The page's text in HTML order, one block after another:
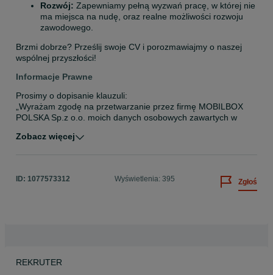
Rozwój: Zapewniamy pełną wyzwań pracę, w której nie
ma miejsca na nudę, oraz realne możliwości rozwoju
zawodowego.
Brzmi dobrze? Prześlij swoje CV i porozmawiajmy o naszej
wspólnej przyszłości!
Informacje Prawne
Prosimy o dopisanie klauzuli:
„Wyrażam zgodę na przetwarzanie przez firmę MOBILBOX
POLSKA Sp.z o.o. moich danych osobowych zawartych w
procesu rekrutacji, zgodnie z ustawą z dnia 10 maja 2018 r. o
Zobacz więcej
ID: 1077573312 Wyświetlenia: 395 Zgłoś
REKRUTER